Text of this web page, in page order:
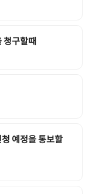
청구할때
예정을 통보할